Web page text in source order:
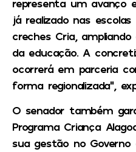
representa um avanço
já realizado nas
creches Cria,
da educação. A
ocorrerá em parceria
forma regionalizada”,
O senador também
Programa Criança
sua gestão no